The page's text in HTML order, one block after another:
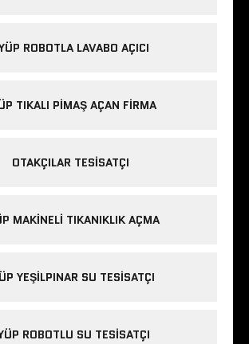
ROBOTLA LAVABO AÇICI
TIKALI PIMAŞ AÇAN FIRMA
OTAKÇILAR TESISATÇI
MAKINELI TIKANIKLIK AÇMA
YEŞILPINAR SU TESISATÇI
ROBOTLU SU TESISATÇI